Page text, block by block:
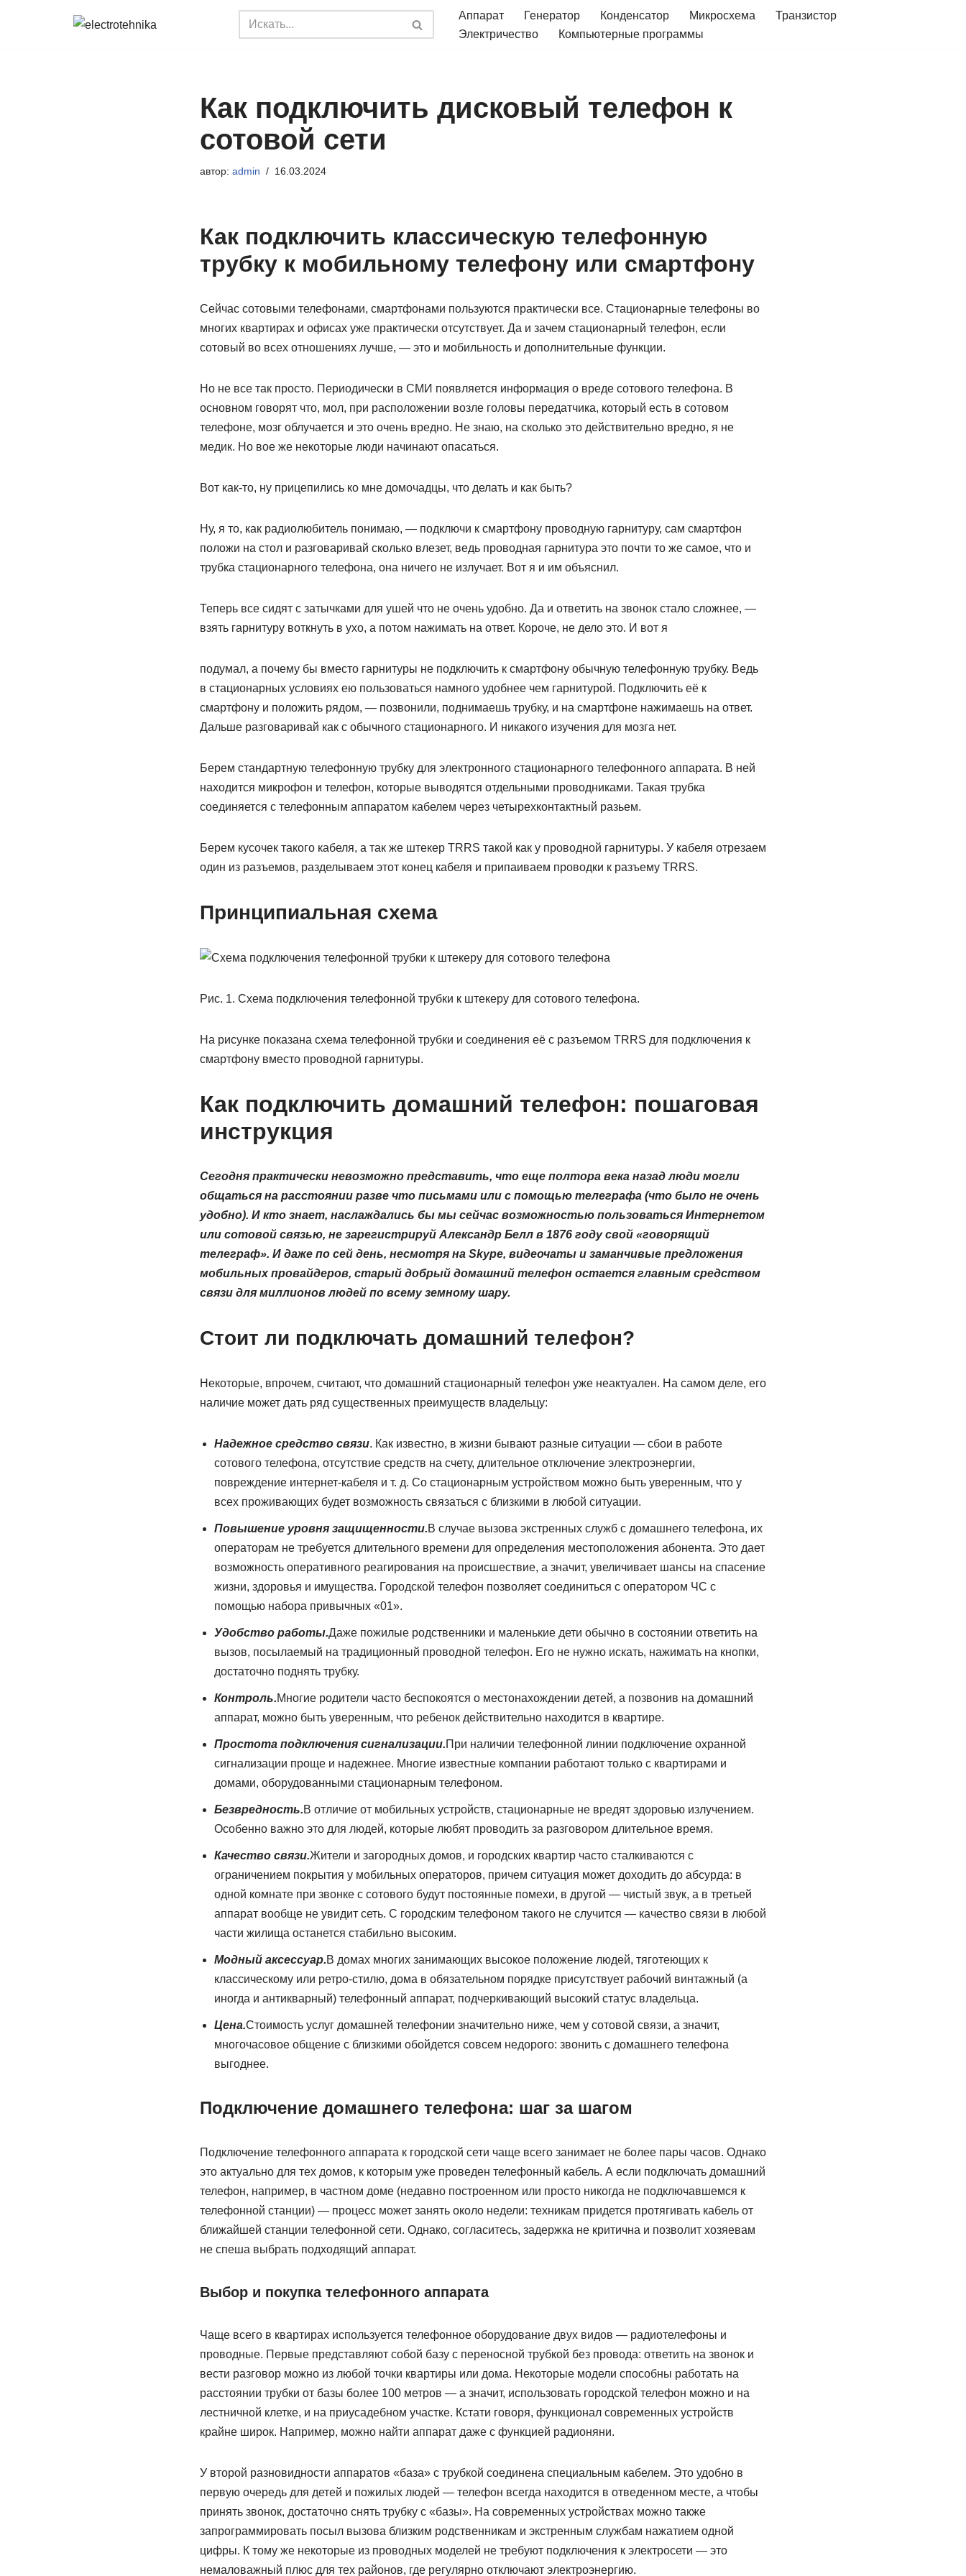
Аппарат Генератор Конденсатор Микросхема
Транзистор
Электричество
Компьютерные программы
Как подключить дисковый телефон к
сотовой сети
автор: admin 16.03.2024
Как подключить классическую телефонную
трубку к мобильному телефону или смартфону
Сейчас сотовыми телефонами, смартфонами пользуются практически все. Стационарные телефоны во
многих квартирах и офисах уже практически отсутствует. Да и зачем стационарный телефон, если
сотовый во всех отношениях лучше, — это и мобильность и дополнительные функции.
Но не все так просто. Периодически в СМИ появляется информация о вреде сотового телефона. В
основном говорят что, мол, при расположении возле головы передатчика, который есть в сотовом
телефоне, мозг облучается и это очень вредно. Не знаю, на сколько это действительно вредно, я не
медик. Но вое же некоторые люди начинают опасаться.
Вот как-то, ну прицепились ко мне домочадцы, что делать и как быть?
Ну, я то, как радиолюбитель понимаю, — подключи к смартфону проводную гарнитуру, сам смартфон
положи на стол и разговаривай сколько влезет, ведь проводная гарнитура это почти то же самое, что и
трубка стационарного телефона, она ничего не излучает. Вот я и им объяснил.
Теперь все сидят с затычками для ушей что не очень удобно. Да и ответить на звонок стало сложнее, —
взять гарнитуру воткнуть в ухо, а потом нажимать на ответ. Короче, не дело это. И вот я
подумал, а почему бы вместо гарнитуры не подключить к смартфону обычную телефонную трубку. Ведь
в стационарных условиях ею пользоваться намного удобнее чем гарнитурой. Подключить её к
смартфону и положить рядом, — позвонили, поднимаешь трубку, и на смартфоне нажимаешь на ответ.
Дальше разговаривай как с обычного стационарного. И никакого изучения для мозга нет.
Берем стандартную телефонную трубку для электронного стационарного телефонного аппарата. В ней
находится микрофон и телефон, которые выводятся отдельными проводниками. Такая трубка
соединяется с телефонным аппаратом кабелем через четырехконтактный разьем.
Берем кусочек такого кабеля, а так же штекер TRRS такой как у проводной гарнитуры. У кабеля отрезаем
один из разъемов, разделываем этот конец кабеля и припаиваем проводки к разъему TRRS.
Принципиальная схема
Рис. 1. Схема подключения телефонной трубки к штекеру для сотового телефона.
На рисунке показана схема телефонной трубки и соединения её с разъемом TRRS для подключения к
смартфону вместо проводной гарнитуры.
Как подключить домашний телефон: пошаговая
инструкция
Сегодня практически невозможно представить, что еще полтора века назад люди могли
общаться на расстоянии разве что письмами или с помощью телеграфа (что было не очень
удобно). И кто знает, наслаждались бы мы сейчас возможностью пользоваться Интернетом
или сотовой связью, не зарегистрируй Александр Белл в 1876 году свой «говорящий
телеграф». И даже по сей день, несмотря на Skype, видеочаты и заманчивые предложения
мобильных провайдеров, старый добрый домашний телефон остается главным средством
связи для миллионов людей по всему земному шару.
Стоит ли подключать домашний телефон?
Некоторые, впрочем, считают, что домашний стационарный телефон уже неактуален. На самом деле, его
наличие может дать ряд существенных преимуществ владельцу:
Надежное средство связи. Как известно, в жизни бывают разные ситуации — сбои в работе
сотового телефона, отсутствие средств на счету, длительное отключение электроэнергии,
повреждение интернет-кабеля и т. д. Со стационарным устройством можно быть уверенным, что у
всех проживающих будет возможность связаться с близкими в любой ситуации.
Повышение уровня защищенности.В случае вызова экстренных служб с домашнего телефона, их
операторам не требуется длительного времени для определения местоположения абонента. Это дает
возможность оперативного реагирования на происшествие, а значит, увеличивает шансы на спасение
жизни, здоровья и имущества. Городской телефон позволяет соединиться с оператором ЧС с
помощью набора привычных «01».
Удобство работы.Даже пожилые родственники и маленькие дети обычно в состоянии ответить на
вызов, посылаемый на традиционный проводной телефон. Его не нужно искать, нажимать на кнопки,
достаточно поднять трубку.
Контроль.Многие родители часто беспокоятся о местонахождении детей, а позвонив на домашний
аппарат, можно быть уверенным, что ребенок действительно находится в квартире.
Простота подключения сигнализации.При наличии телефонной линии подключение охранной
сигнализации проще и надежнее. Многие известные компании работают только с квартирами и
домами, оборудованными стационарным телефоном.
Безвредность.В отличие от мобильных устройств, стационарные не вредят здоровью излучением.
Особенно важно это для людей, которые любят проводить за разговором длительное время.
Качество связи.Жители и загородных домов, и городских квартир часто сталкиваются с
ограничением покрытия у мобильных операторов, причем ситуация может доходить до абсурда: в
одной комнате при звонке с сотового будут постоянные помехи, в другой — чистый звук, а в третьей
аппарат вообще не увидит сеть. С городским телефоном такого не случится — качество связи в любой
части жилища останется стабильно высоким.
Модный аксессуар.В домах многих занимающих высокое положение людей, тяготеющих к
классическому или ретро-стилю, дома в обязательном порядке присутствует рабочий винтажный (а
иногда и антикварный) телефонный аппарат, подчеркивающий высокий статус владельца.
Цена.Стоимость услуг домашней телефонии значительно ниже, чем у сотовой связи, а значит,
многочасовое общение с близкими обойдется совсем недорого: звонить с домашнего телефона
выгоднее.
Подключение домашнего телефона: шаг за шагом
Подключение телефонного аппарата к городской сети чаще всего занимает не более пары часов. Однако
это актуально для тех домов, к которым уже проведен телефонный кабель. А если подключать домашний
телефон, например, в частном доме (недавно построенном или просто никогда не подключавшемся к
телефонной станции) — процесс может занять около недели: техникам придется протягивать кабель от
ближайшей станции телефонной сети. Однако, согласитесь, задержка не критична и позволит хозяевам
не спеша выбрать подходящий аппарат.
Выбор и покупка телефонного аппарата
Чаще всего в квартирах используется телефонное оборудование двух видов — радиотелефоны и
проводные. Первые представляют собой базу с переносной трубкой без провода: ответить на звонок и
вести разговор можно из любой точки квартиры или дома. Некоторые модели способны работать на
расстоянии трубки от базы более 100 метров — а значит, использовать городской телефон можно и на
лестничной клетке, и на приусадебном участке. Кстати говоря, функционал современных устройств
крайне широк. Например, можно найти аппарат даже с функцией радионяни.
У второй разновидности аппаратов «база» с трубкой соединена специальным кабелем. Это удобно в
первую очередь для детей и пожилых людей — телефон всегда находится в отведенном месте, а чтобы
принять звонок, достаточно снять трубку с «базы». На современных устройствах можно также
запрограммировать посыл вызова близким родственникам и экстренным службам нажатием одной
цифры. К тому же некоторые из проводных моделей не требуют подключения к электросети — это
немаловажный плюс для тех районов, где регулярно отключают электроэнергию.